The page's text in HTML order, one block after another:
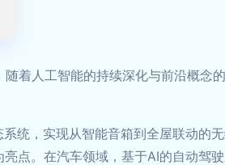
着人工智能的持续深化与前沿概念
统，实现从智能音箱到全屋联动的
点。在汽车领域，基于AI的自动驾